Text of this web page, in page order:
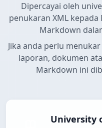
Dipercayai oleh
penukaran XML
Markdown
Jika anda perlu
laporan, dokumen
Markdown ini
University